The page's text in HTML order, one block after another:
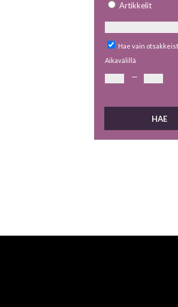
Artikkelit
Hae vain
Aikavälillä
—